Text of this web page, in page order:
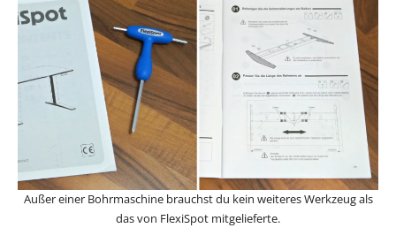
Außer einer Bohrmaschine brauchst du kein weiteres Werkzeug als
das von FlexiSpot mitgelieferte.